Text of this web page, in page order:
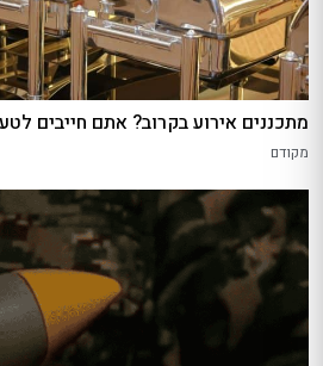
מתכננים אירוע בקרוב? אתם חייבים
מקודם